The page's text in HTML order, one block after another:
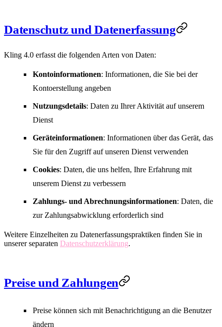
Datenschutz und Datenerfassung
Kling 4.0 erfasst die folgenden Arten von Daten:
Kontoinformationen: Informationen, die Sie bei der
Kontoerstellung angeben
Nutzungsdetails: Daten zu Ihrer Aktivität auf unserem
Dienst
Geräteinformationen: Informationen über das Gerät, das
Sie für den Zugriff auf unseren Dienst verwenden
Cookies: Daten, die uns helfen, Ihre Erfahrung mit
unserem Dienst zu verbessern
Zahlungs- und Abrechnungsinformationen: Daten, die
zur Zahlungsabwicklung erforderlich sind
Weitere Einzelheiten zu Datenerfassungspraktiken finden Sie in
unserer separaten Datenschutzerklärung.
Preise und Zahlungen
Preise können sich mit Benachrichtigung an die Benutzer
ändern